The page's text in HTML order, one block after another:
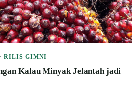
RILIS GIMNI
Kalau Minyak Jelantah jadi